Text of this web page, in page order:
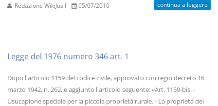
Redazione WikiJus I 05/07/2010 continua a leggere
Legge del 1976 numero 346 art. 1
Dopo l'articolo 1159 del codice civile, approvato con regio decreto 16
marzo 1942, n. 262, e aggiunto l'articolo seguente: «Art. 1159-bis. -
Usucapione speciale per la piccola proprietà rurale. - La proprietà dei